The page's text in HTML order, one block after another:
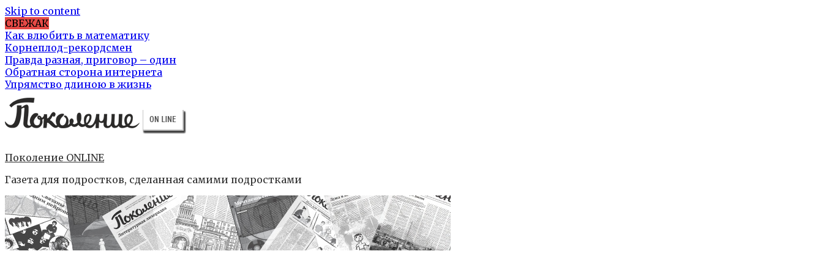
Skip to content
СВЕЖАК
Как влюбить в математику
Корнеплод-рекордсмен
Правда разная, приговор – один
Обратная сторона интернета
Упрямство длиною в жизнь
Поколение ONLINE
Газета для подростков, сделанная самими подростками